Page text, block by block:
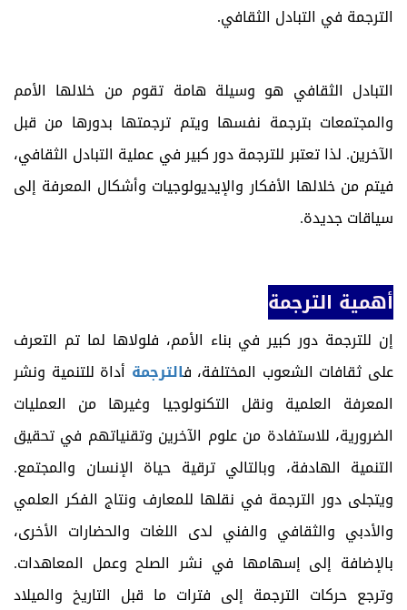
الترجمة في التبادل الثقافي.
التبادل الثقافي هو وسيلة هامة تقوم من خلالها الأمم
والمجتمعات بترجمة نفسها ويتم ترجمتها بدورها من قبل
الآخرين. لذا تعتبر للترجمة دور كبير في عملية التبادل الثقافي،
فيتم من خلالها الأفكار والإيديولوجيات وأشكال المعرفة إلى
سياقات جديدة.
أهمية الترجمة
إن للترجمة دور كبير في بناء الأمم، فلولاها لما تم التعرف
على ثقافات الشعوب المختلفة، فالترجمة أداة للتنمية ونشر
المعرفة العلمية ونقل التكنولوجيا وغيرها من العمليات
الضرورية، للاستفادة من علوم الآخرين وتقنياتهم في تحقيق
التنمية الهادفة، وبالتالي ترقية حياة الإنسان والمجتمع.
ويتجلى دور الترجمة في نقلها للمعارف ونتاج الفكر العلمي
والأدبي والثقافي والفني لدى اللغات والحضارات الأخرى،
بالإضافة إلى إسهامها في نشر الصلح وعمل المعاهدات.
وترجع حركات الترجمة إلى فترات ما قبل التاريخ والميلاد